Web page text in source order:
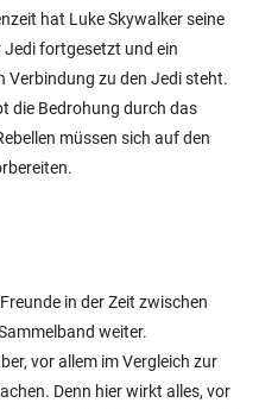
hat Luke Skywalker seine
Jedi fortgesetzt und ein
Verbindung zu den Jedi steht.
die Bedrohung durch das
müssen sich auf den
in der Zeit zwischen
weiter.
vor allem im Vergleich zur
Denn hier wirkt alles, vor